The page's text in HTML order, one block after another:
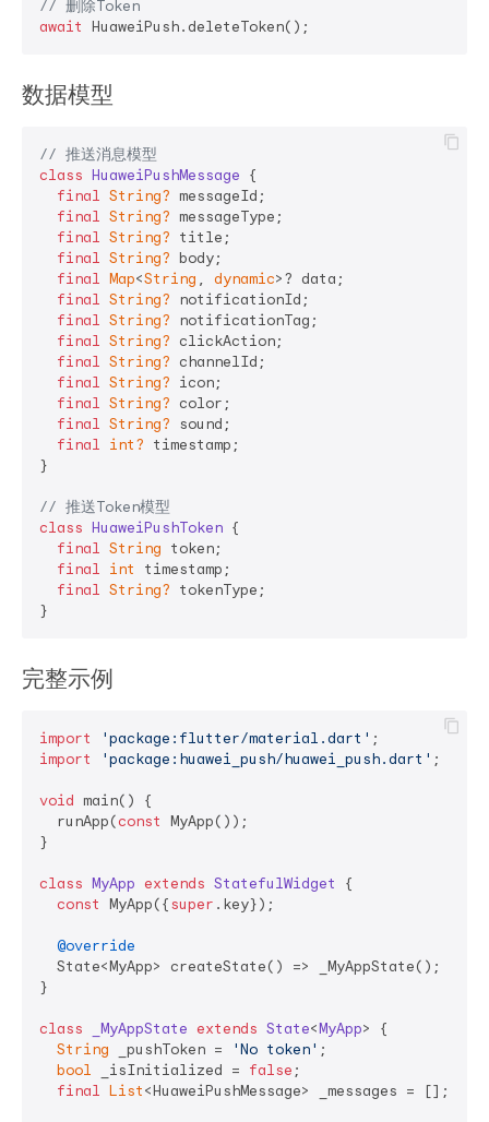
// 删除Token
await
数据模型
// 推送消息模型
class HuaweiPushMessage {
final String? messageId;
final String? messageType;
final String? title;
final String? body;
final Map<String , dynamic>? data;
final String? notificationId;
final String? notificationTag;
final String? clickAction;
final String? channelId;
final String? icon;
final String? color;
final String? sound;
final int? timestamp;
}
// 推送Token模型
class HuaweiPushToken {
final String token;
final int
timestamp;
final String? tokenType;
完整示例
import 'package:flutter/material.dart'
import
'package:huawei_push/huawei_push.dart' ;
void main() {
  runApp(
const MyApp());
}
class MyApp extends StatefulWidget
{
const MyApp({super .key});
@override
  State<MyApp> createState() => _MyAppState();
}
class _MyAppState extends State<MyApp> {
String _pushToken = 'No token' ;
bool _isInitialized = false ;
final List<HuaweiPushMessage> _messages = [];